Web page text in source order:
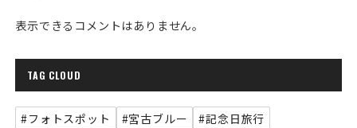
表示できるコメントはありません。
TAG CLOUD
#フォトスポット #宮古ブルー
#記念日旅行